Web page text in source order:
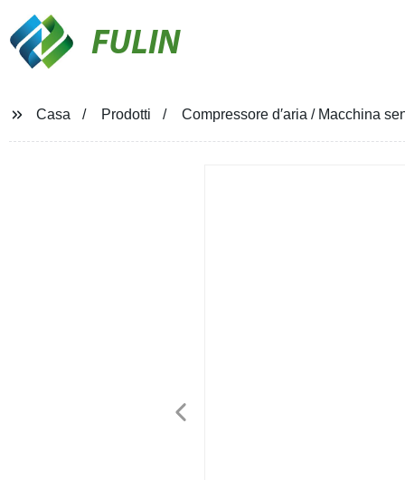
FULIN
Casa Prodotti Compressore d′aria / Macchina